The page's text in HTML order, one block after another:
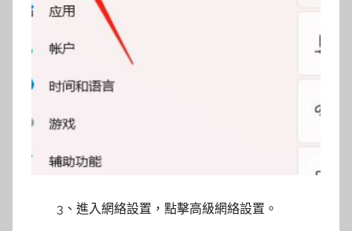
3、進入網絡設置，點擊高級網絡設置。